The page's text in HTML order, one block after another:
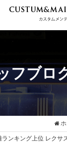
フブロ
ンキング上位 レク